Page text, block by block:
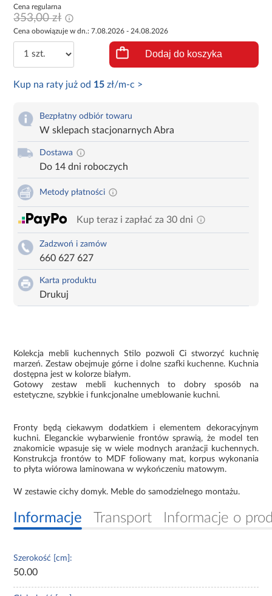
Cena regularna
353,00 zł
Cena obowiązuje w dn.: 7.08.2026 - 24.08.2026
Dodaj do koszyka
Kup na raty już od 15 zł/m-c >
Bezpłatny odbiór towaru
W sklepach stacjonarnych Abra
Dostawa
Do 14 dni roboczych
Metody płatności
Kup teraz i zapłać za 30 dni
Zadzwoń i zamów
660 627 627
Karta produktu
Drukuj
Kolekcja mebli kuchennych Stilo pozwoli Ci stworzyć kuchnię
marzeń. Zestaw obejmuje górne i dolne szafki kuchenne. Kuchnia
dostępna jest w kolorze białym.
Gotowy zestaw mebli kuchennych to dobry sposób na
estetyczne, szybkie i funkcjonalne umeblowanie kuchni.
Fronty będą ciekawym dodatkiem i elementem dekoracyjnym
kuchni. Eleganckie wybarwienie frontów sprawią, że model ten
znakomicie wpasuje się w wiele modnych aranżacji kuchennych.
Konstrukcja frontów to MDF foliowany mat, korpus wykonania
to płyta wiórowa laminowana w wykończeniu matowym.
W zestawie cichy domyk. Meble do samodzielnego montażu.
Informacje Transport Informacje o
Szerokość [cm]:
50.00